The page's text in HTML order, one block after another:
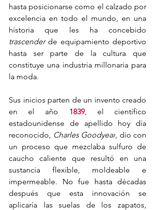
hasta posicionarse como el calzado por
excelencia en todo el mundo, en una
trascender de equipamiento deportivo
hasta ser parte de la cultura que
constituye una industria millonaria para
la moda.
Sus inicios parten de un invento creado
en el año 1839, el científico
estadounidense de apellido hoy día
reconocido,
Charles Goodyear , dio con
un proceso que mezclaba sulfuro de
caucho caliente que resultó en una
sustancia flexible, moldeable e
impermeable. No fue hasta décadas
después que esta innovación se
aplicaría las suelas de los zapatos,